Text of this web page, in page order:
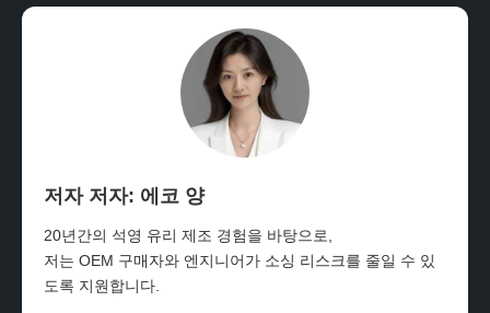
저자 저자: 에코 양
20년간의 석영 유리 제조 경험을 바탕으로,
저는 OEM 구매자와 엔지니어가 소싱 리스크를 줄일 수 있
도록 지원합니다.